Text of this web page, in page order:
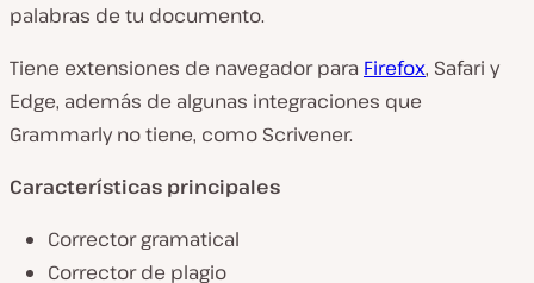
palabras de tu documento.
Tiene extensiones de navegador para Firefox, Safari y
Edge, además de algunas integraciones que
Grammarly no tiene, como Scrivener.
Características principales
Corrector gramatical
Corrector de plagio